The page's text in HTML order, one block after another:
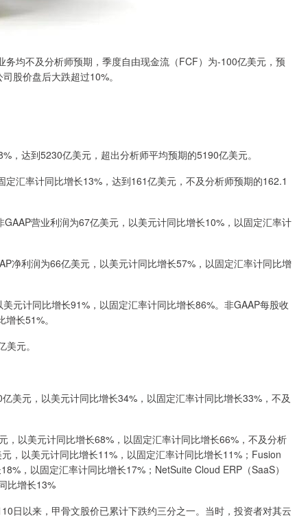
均不及分析师预期，季度自由现金流（FCF）为-100亿美元，预
股价盘后大跌超过10%。
，达到5230亿美元，超出分析师平均预期的5190亿美元。
汇率计同比增长13%，达到161亿美元，不及分析师预期的162.1
营业利润为67亿美元，以美元计同比增长10%，以固定汇率计
净利润为66亿美元，以美元计同比增长57%，以固定汇率计同比增
元计同比增长91%，以固定汇率计同比增长86%。非GAAP每股收
长51%。
元。
美元，以美元计同比增长34%，以固定汇率计同比增长33%，不及
以美元计同比增长68%，以固定汇率计同比增长66%，不及分析
，以美元计同比增长11%，以固定汇率计同比增长11%；Fusion
，以固定汇率计同比增长17%；NetSuite Cloud ERP（SaaS）
比增长13%
日以来，甲骨文股价已累计下跌约三分之一。当时，投资者对其云